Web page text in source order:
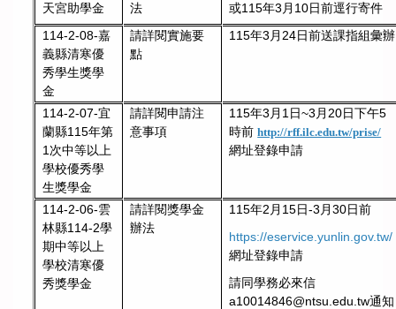
天宮助學金
法
或115年3月10日前逕行寄件
114-2-08-嘉
義縣清寒優
秀學生獎學
金
請詳閱實施要
點
115年3月24日前送課指組彙辦
114-2-07-宜
蘭縣115年第
1次中等以上
學校優秀學
生獎學金
請詳閱申請注
意事項
115年3月1日~3月20日下午5
時前http://rff.ilc.edu.tw/prise/
網址登錄申請
114-2-06-雲
林縣114-2學
期中等以上
學校清寒優
秀獎學金
請詳閱獎學金
辦法
115年2月15日-3月30日前
https://eservice.yunlin.gov.tw/
網址登錄申請
請同學務必來信
a10014846@ntsu.edu.tw通知